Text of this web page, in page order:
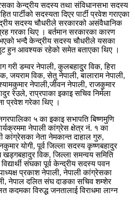
केन्द्रीय सदस्य तथा संविधानसभा सदस्य
पार्टीको सदस्यता दिएर पार्टी प्रवेश गराएका
सदस्य चौधरीले सरकारको असंवैधानिक
गरका थिए । बर्तमान सरकारका कारण
भन्दै केन्द्रीय सदस्य चौधरीले यसका
हुन आवश्यक रहेको समेत बताएका थिए ।
गरी डम्वर नेपाली, कुलबहादुुर विक, हिरा
जयराम विक, सेतु नेपाली, बालाराम नेपाली,
नेपाली,जीवन नेपाली, राजकुमार
रेउले, राप्रपाका इकाइ सचिव निर्मला
प्रवेश गरेका थिए ।
५ का इकाइ सभापति बिष्णमुणि
नेपाली कांग्रेस क्षेत्र नं. १ का
कांग्रेसका नेता नेमकान्त दाहाल गुरु,
योगी, पूर्व जिल्ला सदस्य कृष्णबहादुर
खड्गबहादुर विक, जिल्ला समन्वय समिति
संघका पूर्व केन्द्रीय सदस्य पवन
प्रकाश नेपाली, नेपाली कांग्रेसका
नेपाल दलित संघ दाङका सचिव शम्शेर
विरुद्ध जनतालाई विराधमा लाग्न